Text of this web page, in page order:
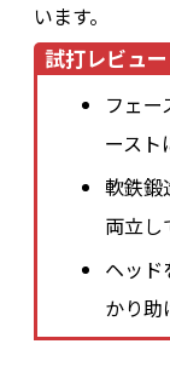
います。
試打レビュー
フェ
ースト
軟鉄鍛
両立し
ヘッド
かり助